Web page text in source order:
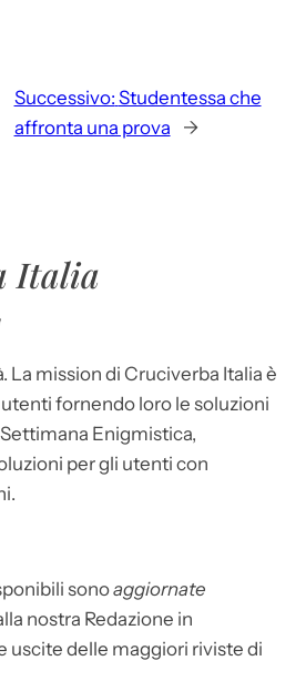
Successivo: Studentessa che
affronta una prova
→
Italia
La mission di Cruciverba Italia è
fornendo loro le soluzioni
Enigmistica,
per gli utenti con
sonoaggiornate
nostra Redazione in
uscite delle maggiori riviste di